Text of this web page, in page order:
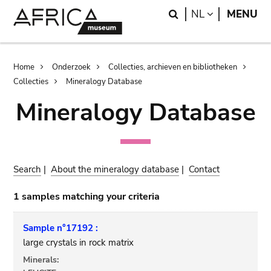
Search
NL LANGUAGE
MENU
Breadcrumb
Home Onderzoek
Collecties, archieven en bibliotheken
Collecties
Mineralogy Database
Mineralogy Database
Search |About the mineralogy database | Contact
1 samples matching your criteria
Sample n°17192 :
large crystals in rock matrix
Minerals: